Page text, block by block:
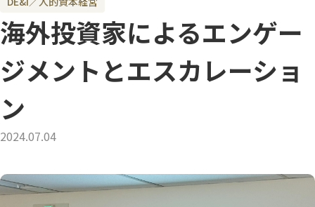
海外投資家によるエンゲー
ジメントとエスカレーショ
ン
2024.07.04